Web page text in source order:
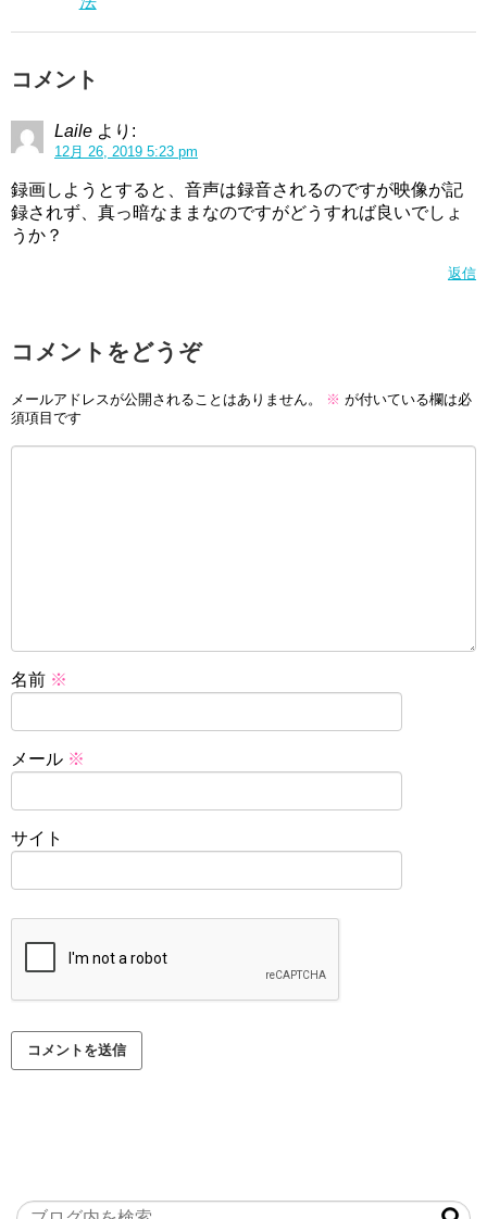
コメント
Laile より:
12月 26, 2019 5:23 pm
録画しようとすると、音声は録音されるのですが映像が記
録されず、真っ暗なままなのですがどうすれば良いでしょ
うか？
返信
コメントをどうぞ
メールアドレスが公開されることはありません。 ※ が付いている欄は必
須項目です
名前 ※
メール ※
サイト